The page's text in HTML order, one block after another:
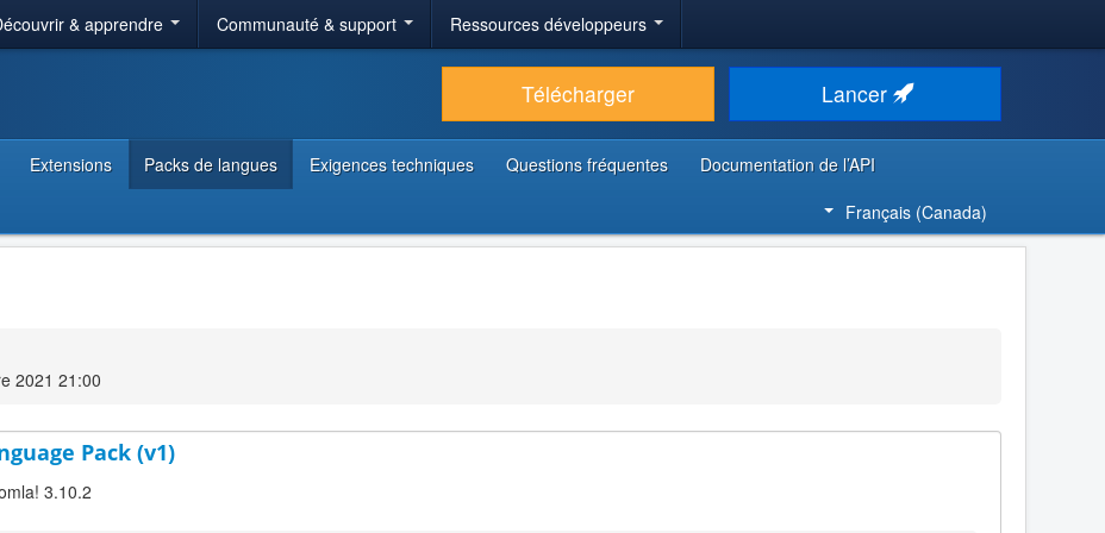
& apprendre Communauté & support Ressources développeurs
Télécharger Lancer
Extensions Packs de langues Exigences techniques Questions fréquentes
Documentation de l’API
Français (Canada)
2021 21:00
Pack (v1)
3.10.2